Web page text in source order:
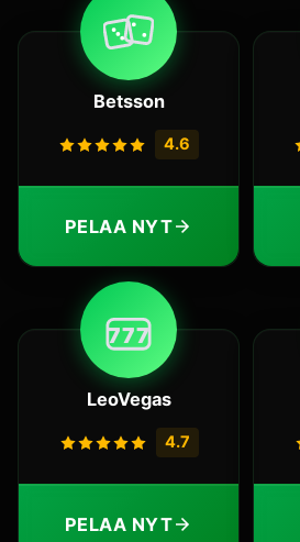
Betsson
4.6
PELAA NYT
777
LeoVegas
4.7
PELAA NYT